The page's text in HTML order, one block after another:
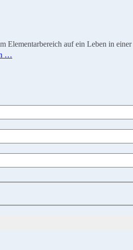
auf ein Leben in
…